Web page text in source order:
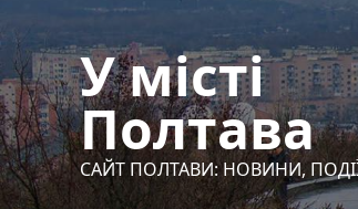
до
вмісту
У місті
Полтава
САЙТ ПОЛТАВИ: НОВИНИ,